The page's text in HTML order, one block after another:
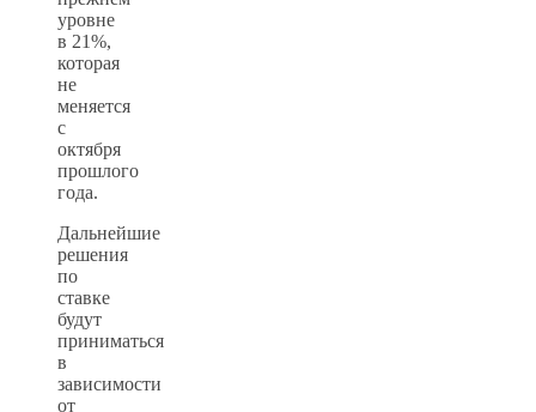
уровне
в 21%,
которая
не
меняется
с
октября
прошлого
года.
Дальнейшие
решения
по
ставке
будут
приниматься
в
зависимости
от